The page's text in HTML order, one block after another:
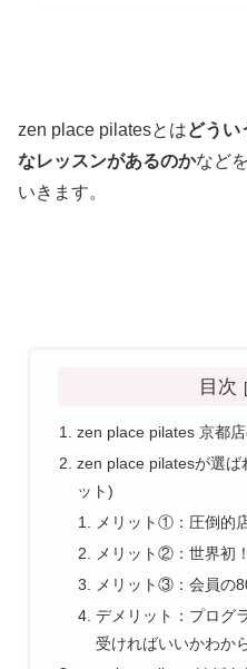
zen place pilatesとはどうい
なレッスンがあるのかなど
いきます。
目次
zen place pilates 京都
zen place pilatesが選ば
ット)
メリット①：圧倒的
メリット②：世界初
メリット③：会員の
デメリット：プログ
受ければいいかわか